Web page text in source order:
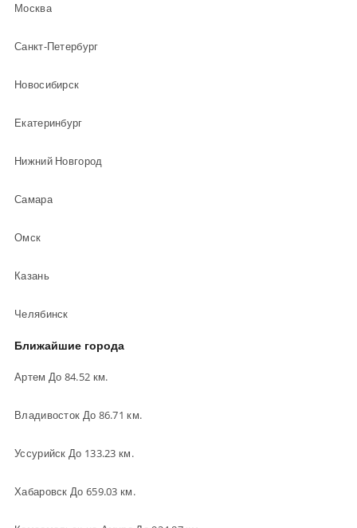
Москва
Санкт-Петербург
Новосибирск
Екатеринбург
Нижний Новгород
Самара
Омск
Казань
Челябинск
Ближайшие города
Артем До 84.52 км.
Владивосток До 86.71 км.
Уссурийск До 133.23 км.
Хабаровск До 659.03 км.